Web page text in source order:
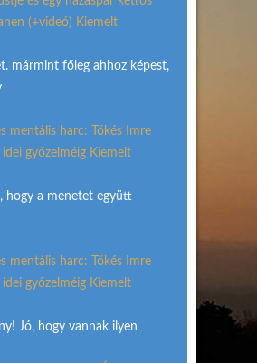
(+videó) Kiemelt
mármint főleg ahhoz képest,
mentális harc: Tőkés Imre
győzelméig Kiemelt
hogy a menetet együtt
mentális harc: Tőkés Imre
győzelméig Kiemelt
Jó, hogy vannak ilyen